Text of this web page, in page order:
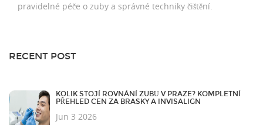
pravidelné péče o zuby a správné techniky čištění.
RECENT POST
KOLIK STOJÍ ROVNÁNÍ ZUBŮ V PRAZE? KOMPLETNÍ
PŘEHLED CEN ZA BRASKY A INVISALIGN
Jun 3 2026